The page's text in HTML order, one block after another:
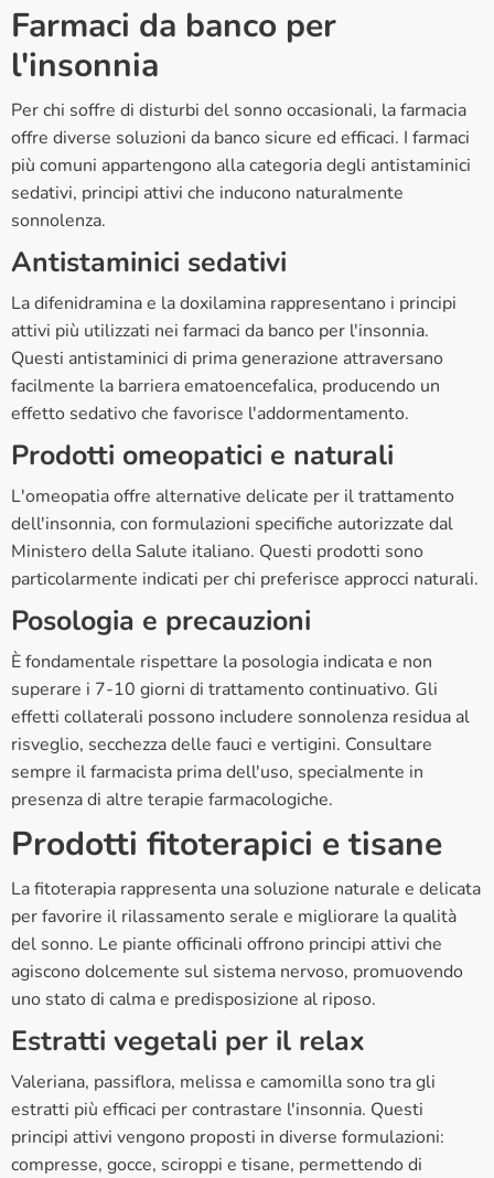
Farmaci da banco per
l'insonnia
Per chi soffre di disturbi del sonno occasionali, la farmacia
offre diverse soluzioni da banco sicure ed efficaci. I farmaci
più comuni appartengono alla categoria degli antistaminici
sedativi, principi attivi che inducono naturalmente
sonnolenza.
Antistaminici sedativi
La difenidramina e la doxilamina rappresentano i principi
attivi più utilizzati nei farmaci da banco per l'insonnia.
Questi antistaminici di prima generazione attraversano
facilmente la barriera ematoencefalica, producendo un
effetto sedativo che favorisce l'addormentamento.
Prodotti omeopatici e naturali
L'omeopatia offre alternative delicate per il trattamento
dell'insonnia, con formulazioni specifiche autorizzate dal
Ministero della Salute italiano. Questi prodotti sono
particolarmente indicati per chi preferisce approcci naturali.
Posologia e precauzioni
È fondamentale rispettare la posologia indicata e non
superare i 7-10 giorni di trattamento continuativo. Gli
effetti collaterali possono includere sonnolenza residua al
risveglio, secchezza delle fauci e vertigini. Consultare
sempre il farmacista prima dell'uso, specialmente in
presenza di altre terapie farmacologiche.
Prodotti fitoterapici e tisane
La fitoterapia rappresenta una soluzione naturale e delicata
per favorire il rilassamento serale e migliorare la qualità
del sonno. Le piante officinali offrono principi attivi che
agiscono dolcemente sul sistema nervoso, promuovendo
uno stato di calma e predisposizione al riposo.
Estratti vegetali per il relax
Valeriana, passiflora, melissa e camomilla sono tra gli
estratti più efficaci per contrastare l'insonnia. Questi
principi attivi vengono proposti in diverse formulazioni:
compresse, gocce, sciroppi e tisane, permettendo di